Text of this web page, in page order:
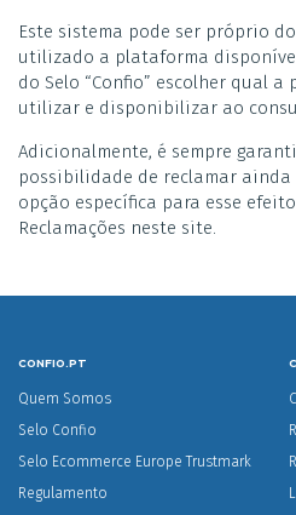
Este sistema pode ser próprio
utilizado a plataforma
do Selo “Confio” escolher qual
utilizar e disponibilizar ao
Adicionalmente, é sempre
possibilidade de reclamar ainda
opção específica para esse
Reclamações neste site.
CONFIO.PT
Quem Somos
Selo Confio
Selo Ecommerce Europe Trustmark
Regulamento